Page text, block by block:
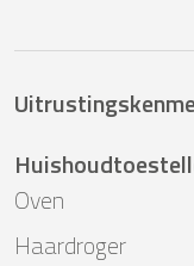
Oven
Haardroger